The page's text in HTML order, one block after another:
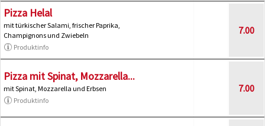
Pizza Helal
mit türkischer Salami, frischer Paprika,
Champignons und Zwiebeln
Produktinfo
7.00
Pizza mit Spinat, Mozzarella...
mit Spinat, Mozzarella und Erbsen
Produktinfo
7.00